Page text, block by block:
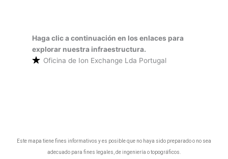
Haga clic a continuación en los enlaces para
explorar nuestra infraestructura.
Oficina de Ion Exchange Lda Portugal
Este mapa tiene fines informativos y es posible que no haya sido preparado o no sea
adecuado para fines legales, de ingeniería o topográficos.